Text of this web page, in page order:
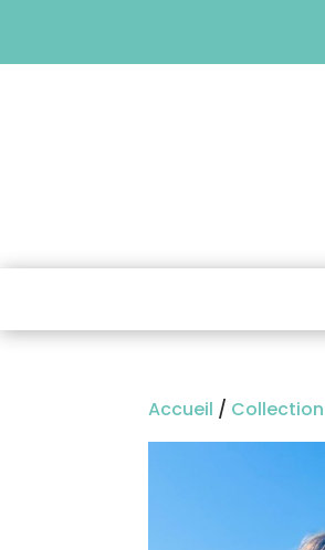
Accueil / Collection